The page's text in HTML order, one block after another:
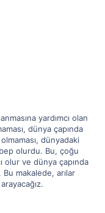
yardımcı olan
dünya çapında
dünyadaki
olurdu. Bu, çoğu
olur ve dünya çapında
makalede, arılar